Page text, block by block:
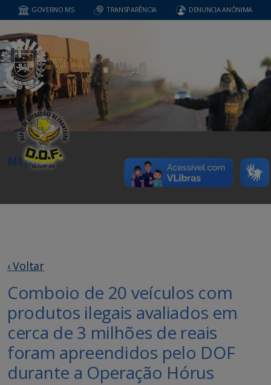
GOVERNO MS TRANSPARÊNCIA DENUNCIA ANÔNIMA
MENU
‹ Voltar
Comboio de 20 veículos com
produtos ilegais avaliados em
cerca de 3 milhões de reais
foram apreendidos pelo DOF
durante a Operação Hórus